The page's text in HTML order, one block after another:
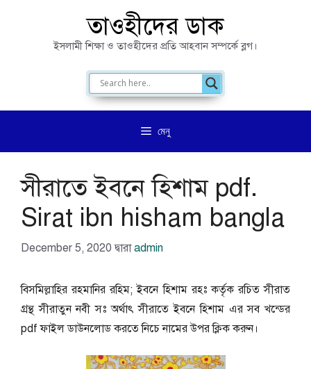
তাওহীদের ডাক
ইসলামী শিক্ষা ও তাওহীদের প্রতি আহবান সম্পর্কে ব্লগ।
মেনু
সীরাতে ইবনে হিশাম pdf.
Sirat ibn hisham bangla
December 5, 2020 দ্বারাadmin
বিসমিল্লাহির রহমানির রহিম; ইবনে হিশাম রহঃ কর্তৃক রচিত সীরাত
গ্রন্থ সীরাতুন নবী সঃ অর্থাৎ সীরাতে ইবনে হিশাম এর সব খন্ডের
pdf ফাইল ডাউনলোড করতে নিচে নামের উপর ক্লিক করুন।